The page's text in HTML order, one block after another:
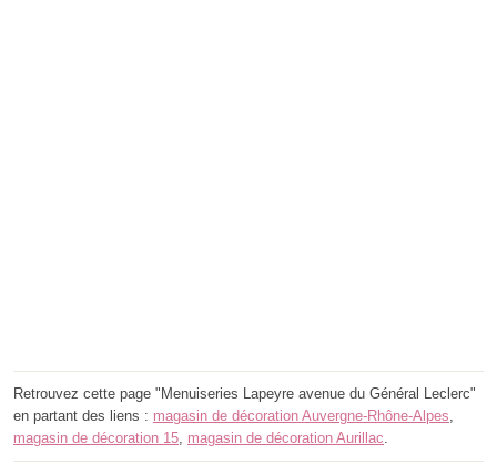
Retrouvez cette page "Menuiseries Lapeyre avenue du Général Leclerc"
en partant des liens : magasin de décoration Auvergne-Rhône-Alpes
magasin de décoration 15 magasin de décoration Aurillac